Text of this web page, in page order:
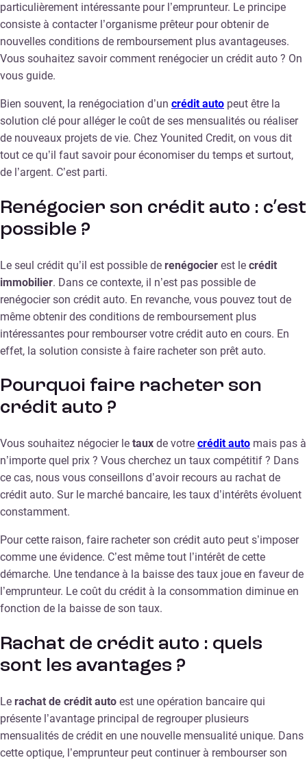
particulièrement intéressante pour l’emprunteur. Le principe
consiste à contacter l’organisme prêteur pour obtenir de
nouvelles conditions de remboursement plus avantageuses.
Vous souhaitez savoir comment renégocier un crédit auto ? On
vous guide.
Bien souvent, la renégociation d’un crédit auto peut être la
solution clé pour alléger le coût de ses mensualités ou réaliser
de nouveaux projets de vie. Chez Younited Credit, on vous dit
tout ce qu’il faut savoir pour économiser du temps et surtout,
de l’argent. C’est parti.
Renégocier son crédit auto : c’est
possible ?
Le seul crédit qu’il est possible de renégocier est le crédit
immobilier. Dans ce contexte, il n’est pas possible de
renégocier son crédit auto. En revanche, vous pouvez tout de
même obtenir des conditions de remboursement plus
intéressantes pour rembourser votre crédit auto en cours. En
effet, la solution consiste à faire racheter son prêt auto.
Pourquoi faire racheter son
crédit auto ?
Vous souhaitez négocier le taux de votre crédit auto mais pas à
n’importe quel prix ? Vous cherchez un taux compétitif ? Dans
ce cas, nous vous conseillons d’avoir recours au rachat de
crédit auto. Sur le marché bancaire, les taux d’intérêts évoluent
constamment.
Pour cette raison, faire racheter son crédit auto peut s’imposer
comme une évidence. C’est même tout l’intérêt de cette
démarche. Une tendance à la baisse des taux joue en faveur de
l’emprunteur. Le coût du crédit à la consommation diminue en
fonction de la baisse de son taux.
Rachat de crédit auto : quels
sont les avantages ?
Le rachat de crédit auto est une opération bancaire qui
présente l’avantage principal de regrouper plusieurs
mensualités de crédit en une nouvelle mensualité unique. Dans
cette optique, l’emprunteur peut continuer à rembourser son